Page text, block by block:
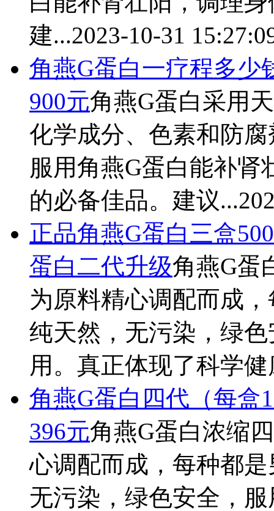
建...2023-10-31
角燕G蛋白一疗程多少
900元角燕G蛋白采用
化学成分、色素和防
服用角燕G蛋白能补肾
的必备佳品。建议...
正品角燕G蛋白三盒
蛋白二代升级角燕G蛋
为原料精心调配而成
纯天然，无污染，绿
用。真正体现了科学
角燕G蛋白四代（每盒
396元角燕G蛋白浓缩
心调配而成，每种都
无污染，绿色安全，